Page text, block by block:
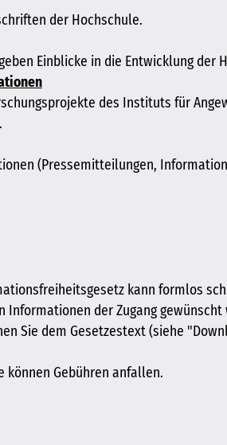
der Hochschule.
Einblicke in die Entwicklung
des Instituts für
(Pressemitteilungen,
kann formlos
Informationen der Zugang
Sie dem Gesetzestext (siehe
können Gebühren anfallen.